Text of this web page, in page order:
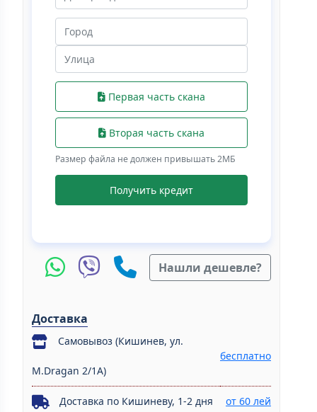
Первая часть скана
Вторая часть скана
Размер файла не должен привышать 2МБ
Получить кредит
Нашли дешевле?
Доставка
Самовывоз (Кишинев, ул.
M.Dragan 2/1A)
бесплатно
Доставка по Кишиневу, 1-2 дня от 60 лей